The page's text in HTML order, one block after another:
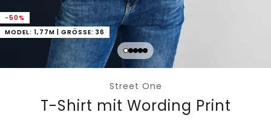
-50%
MODEL: 1,77M | GRÖSSE: 36
Street One
T-Shirt mit Wording Print